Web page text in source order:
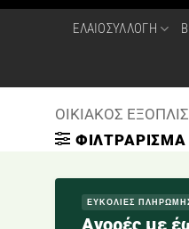
ΕΛΑΙΟΣΥΛΛΟΓΗ
ΟΙΚΙΑΚΟΣ
ΦΙΛΤΡΆΡΙΣΜΑ
ΕΥΚΟΛΙΕΣ